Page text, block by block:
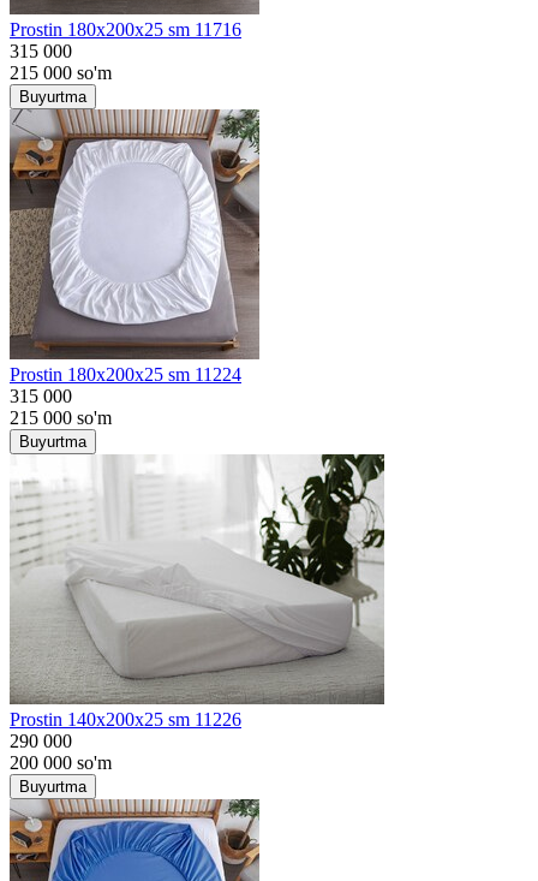
Prostin 180x200x25 sm 11716
315 000
215 000 so'm
Buyurtma
Prostin 180x200x25 sm 11224
315 000
215 000 so'm
Buyurtma
Prostin 140x200x25 sm 11226
290 000
200 000 so'm
Buyurtma